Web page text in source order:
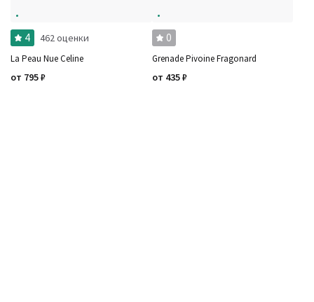
4 462 оценки
La Peau Nue Celine
от 795₽
0
Grenade Pivoine Fragonard
от 435₽